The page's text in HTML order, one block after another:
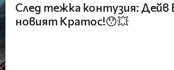
След тежка контузия: Дейв
новият Кратос!😯💥